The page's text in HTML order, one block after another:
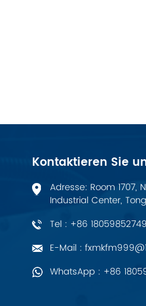
Xsens
7OCEAN
ANSON
Swissbit
B&R
Kontaktieren Sie
Adresse: Room 1707,
Industrial Center,
Tel : +86 18059852749
E-Mail :
WhatsApp : +86